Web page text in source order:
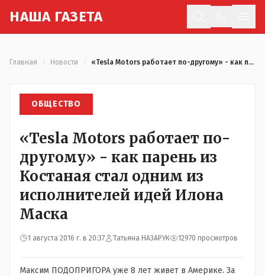
НАША ГАЗЕТА
Главная Новости «Tesla Motors работает по-другому» - как парень из Костаная стал одним из исполнителей идей Илона Маска
ОБЩЕСТВО
«Tesla Motors работает по-
другому» - как парень из
Костаная стал одним из
исполнителей идей Илона
Маска
1 августа 2016 г. в 20:37 Татьяна НАЗАРУК 12970 просмотров
Максим ПОДОПРИГОРА уже 8 лет живет в Америке. За